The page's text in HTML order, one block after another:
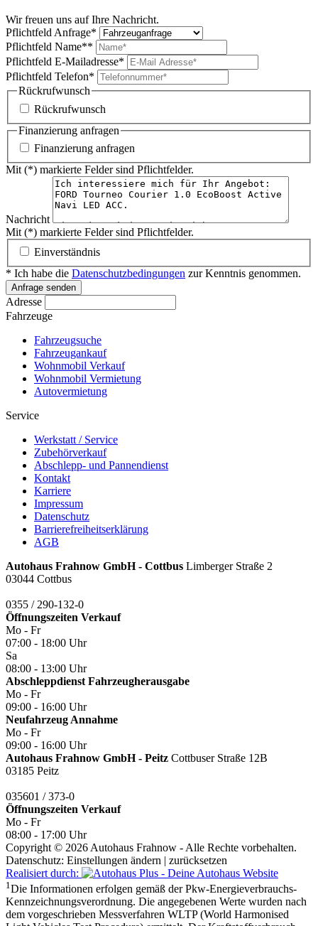
Wir freuen uns auf Ihre Nachricht.
Pflichtfeld Anfrage*
Pflichtfeld Name**
Pflichtfeld E-Mailadresse*
Pflichtfeld Telefon*
Rückrufwunsch
Rückrufwunsch
Finanzierung anfragen
Finanzierung anfragen
Mit (*) markierte Felder sind Pflichtfelder.
Nachricht
Mit (*) markierte Felder sind Pflichtfelder.
Einverständnis
* Ich habe die Datenschutzbedingungen zur Kenntnis genommen.
Anfrage senden
Adresse
Fahrzeuge
Fahrzeugsuche
Fahrzeugankauf
Wohnmobil Verkauf
Wohnmobil Vermietung
Autovermietung
Service
Werkstatt / Service
Zubehörverkauf
Abschlepp- und Pannendienst
Kontakt
Karriere
Impressum
Datenschutz
Barrierefreiheitserklärung
AGB
Autohaus Frahnow GmbH - Cottbus Limberger Straße 2
03044 Cottbus
0355 / 290-132-0
Öffnungszeiten Verkauf
Mo - Fr
07:00 - 18:00 Uhr
Sa
08:00 - 13:00 Uhr
Abschleppdienst Fahrzeugherausgabe
Mo - Fr
09:00 - 16:00 Uhr
Neufahrzeug Annahme
Mo - Fr
09:00 - 16:00 Uhr
Autohaus Frahnow GmbH - Peitz Cottbuser Straße 12B
03185 Peitz
035601 / 373-0
Öffnungszeiten Verkauf
Mo - Fr
08:00 - 17:00 Uhr
Copyright © 2026 Autohaus Frahnow - Alle Rechte vorbehalten.
Datenschutz: Einstellungen ändern | zurücksetzen
Realisiert durch:
1 Die Informationen erfolgen gemäß der Pkw-Energieverbrauchs-
Kennzeichnungsverordnung. Die angegebenen Werte wurden nach
dem vorgeschrieben Messverfahren WLTP (World Harmonised